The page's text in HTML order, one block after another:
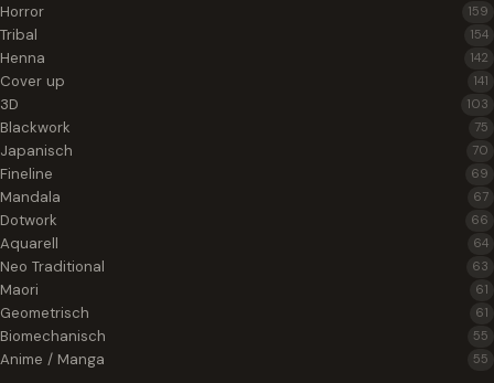
Horror 159
Tribal 154
Henna 142
Cover up 141
3D 103
Blackwork 75
Japanisch 70
Fineline 69
Mandala 67
Dotwork 66
Aquarell 64
Neo Traditional 63
Maori 61
Geometrisch 61
Biomechanisch 55
Anime / Manga 55